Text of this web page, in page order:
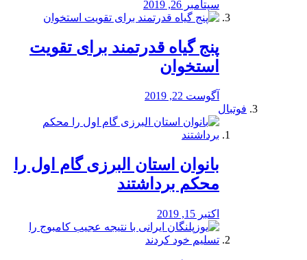
سپتامبر 26, 2019
پنج گیاه قدرتمند برای تقویت
استخوان
آگوست 22, 2019
فوتبال
بانوان استان البرزی گام اول را
محكم برداشتند
اکتبر 15, 2019